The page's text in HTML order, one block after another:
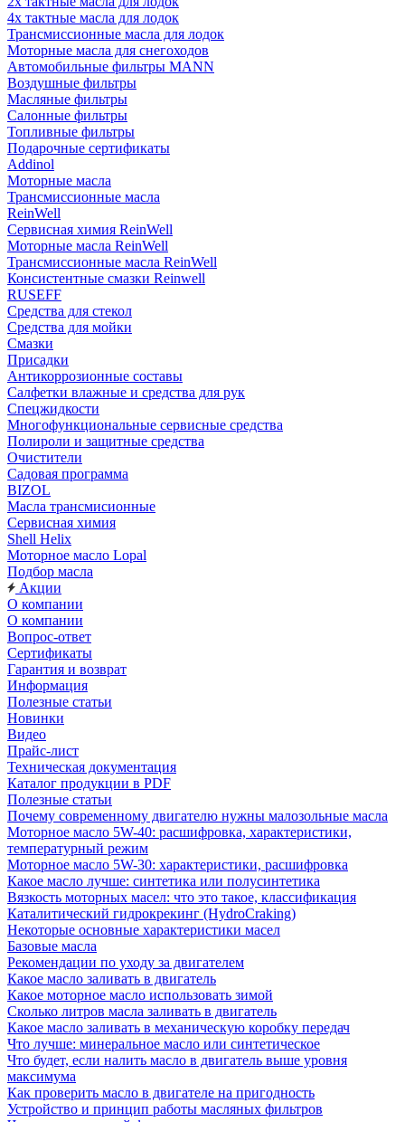
4х тактные масла для лодок
Трансмиссионные масла для лодок
Моторные масла для снегоходов
Автомобильные фильтры MANN
Воздушные фильтры
Масляные фильтры
Салонные фильтры
Топливные фильтры
Подарочные сертификаты
Addinol
Моторные масла
Трансмиссионные масла
ReinWell
Сервисная химия ReinWell
Моторные масла ReinWell
Трансмиссионные масла ReinWell
Консистентные смазки Reinwell
RUSEFF
Средства для стекол
Средства для мойки
Смазки
Присадки
Антикоррозионные составы
Салфетки влажные и средства для рук
Спецжидкости
Многофункциональные сервисные средства
Полироли и защитные средства
Очистители
Садовая программа
BIZOL
Масла трансмисионные
Сервисная химия
Shell Helix
Моторное масло Lopal
Подбор масла
Акции
О компании
О компании
Вопрос-ответ
Сертификаты
Гарантия и возврат
Информация
Полезные статьи
Новинки
Видео
Прайс-лист
Техническая документация
Каталог продукции в PDF
Полезные статьи
Почему современному двигателю нужны малозольные масла
Моторное масло 5W-40: расшифровка, характеристики,
температурный режим
Моторное масло 5W-30: характеристики, расшифровка
Какое масло лучше: синтетика или полусинтетика
Вязкость моторных масел: что это такое, классификация
Каталитический гидрокрекинг (НydroСraking)
Некоторые основные характеристики масел
Базовые масла
Рекомендации по уходу за двигателем
Какое масло заливать в двигатель
Какое моторное масло использовать зимой
Сколько литров масла заливать в двигатель
Какое масло заливать в механическую коробку передач
Что лучше: минеральное масло или синтетическое
Что будет, если налить масло в двигатель выше уровня
максимума
Как проверить масло в двигателе на пригодность
Устройство и принцип работы масляных фильтров